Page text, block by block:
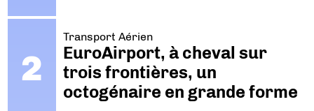
Transport Aérien
EuroAirport, à cheval sur
trois frontières, un
octogénaire en grande forme